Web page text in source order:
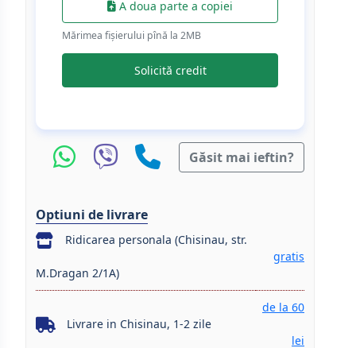
A doua parte a copiei
Mărimea fișierului pînă la 2МB
Solicită credit
Găsit mai ieftin?
Optiuni de livrare
Ridicarea personala (Chisinau, str.
M.Dragan 2/1A)
gratis
Livrare in Chisinau, 1-2 zile
de la 60
lei